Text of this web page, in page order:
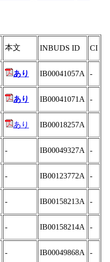
本文 INBUDS ID CI
あり IB00041057A -
あり IB00041071A -
あり IB00018257A
- IB00049327A -
- IB00123772A -
- IB00158213A -
- IB00158214A -
- IB00049868A -